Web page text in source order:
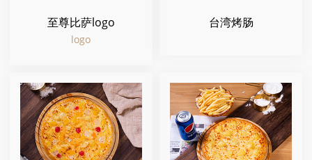
至尊比萨logo
logo
台湾烤肠